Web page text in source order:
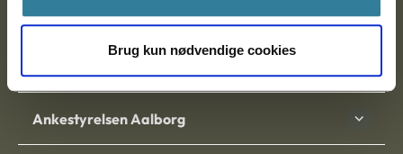
Brug kun nødvendige cookies
Nytorv 7, 2. sal
9000 Aalborg
Ankestyrelsen Aalborg